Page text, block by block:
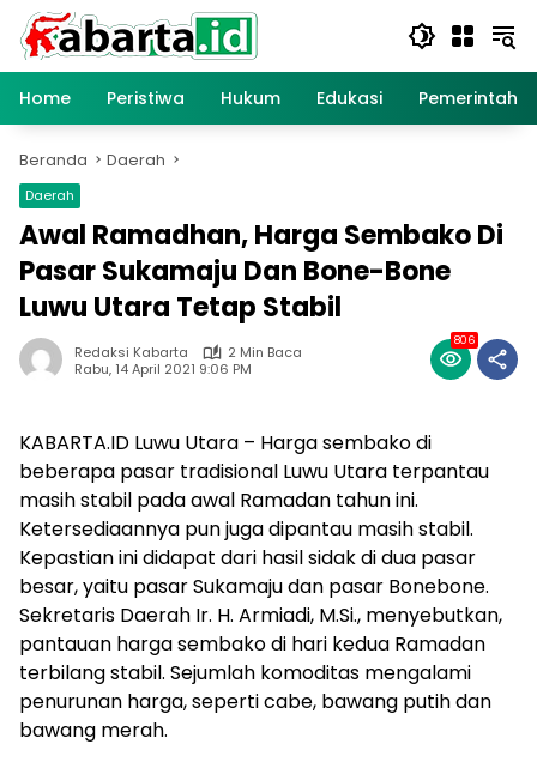
Langsung
konten
Home
Peristiwa Hukum Edukasi
Beranda Daerah
Daerah
Awal Ramadhan, Harga Sembako Di
Pasar Sukamaju Dan Bone-Bone
Luwu Utara Tetap Stabil
Redaksi Kabarta
2 Min Baca
Rabu, 14 April 2021 9:06 PM
806
KABARTA.ID Luwu Utara – Harga sembako di
beberapa pasar tradisional Luwu Utara terpantau
masih stabil pada awal Ramadan tahun ini.
Ketersediaannya pun juga dipantau masih stabil.
Kepastian ini didapat dari hasil sidak di dua pasar
besar, yaitu pasar Sukamaju dan pasar Bonebone.
Sekretaris Daerah Ir. H. Armiadi, M.Si., menyebutkan,
pantauan harga sembako di hari kedua Ramadan
terbilang stabil. Sejumlah komoditas mengalami
penurunan harga, seperti cabe, bawang putih dan
bawang merah.